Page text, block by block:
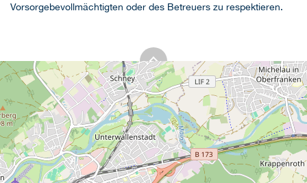
Vorsorgebevollmächtigten oder des Betreuers zu respektieren.